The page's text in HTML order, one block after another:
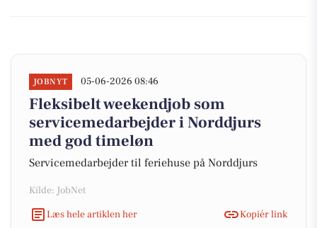
JOBNYT 05-06-2026 08:46
Fleksibelt weekendjob som
servicemedarbejder i Norddjurs
med god timeløn
Servicemedarbejder til feriehuse på Norddjurs
Kilde: JobNet
Læs hele artiklen her
Kopiér link